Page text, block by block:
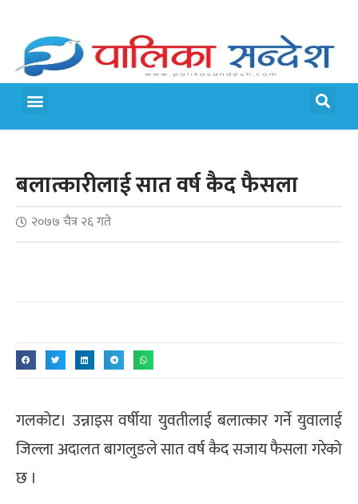
बलात्कारीलाई सात वर्ष कैद फैसला
२०७७ चैत्र २६ गते
गलकोट। उन्नाइस वर्षीया युवतीलाई बलात्कार गर्ने युवालाई
जिल्ला अदालत बागलुङले सात वर्ष कैद सजाय फैसला गरेको
छ ।